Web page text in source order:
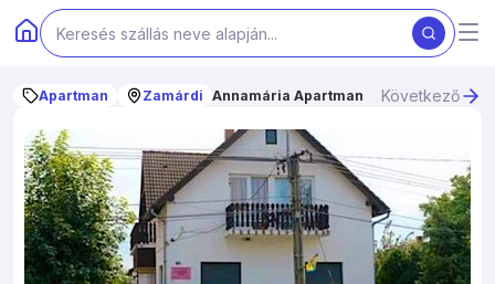
Apartman Zamárdi Annamária Apartman Következő